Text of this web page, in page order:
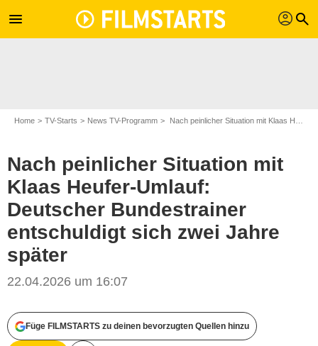
menu profil search
Home TV-Starts News TV-Programm Nach peinlicher Situation mit Klaas Heufer-Umlauf: Deutscher Bundestrainer entschuldigt sich zwei Jahre später
Nach peinlicher Situation mit
Klaas Heufer-Umlauf:
Deutscher Bundestrainer
entschuldigt sich zwei Jahre
später
22.04.2026 um 16:07
Füge FILMSTARTS zu deinen bevorzugten Quellen hinzu